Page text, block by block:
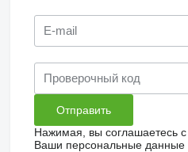
Нажимая, вы соглашаетесь
Ваши персональные данные